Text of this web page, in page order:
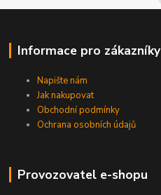
Informace pro zákazníky
Napište nám
Jak nakupovat
Obchodní podmínky
Ochrana osobních údajů
Provozovatel e-shopu